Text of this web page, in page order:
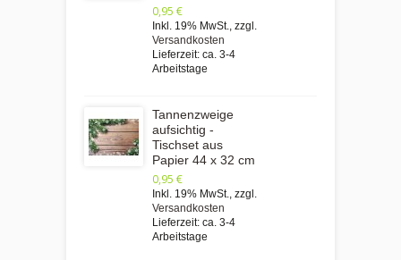
0,95 €
Inkl. 19% MwSt. zzgl.
Versandkosten
Lieferzeit: ca. 3-4
Arbeitstage
Tannenzweige
aufsichtig -
Tischset aus
Papier 44 x 32 cm
0,95 €
Inkl. 19% MwSt. zzgl.
Versandkosten
Lieferzeit: ca. 3-4
Arbeitstage